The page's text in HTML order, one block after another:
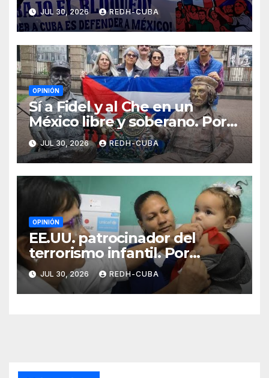
JUL 30, 2026 REDH-CUBA
OPINIÓN
Sí a Fidel y al Che en un
México libre y soberano. Por
Luis Manuel Arce Issac
JUL 30, 2026 REDH-CUBA
OPINIÓN
EE.UU. patrocinador del
terrorismo infantil. Por
Ramón Pedregal Casanova
JUL 30, 2026 REDH-CUBA